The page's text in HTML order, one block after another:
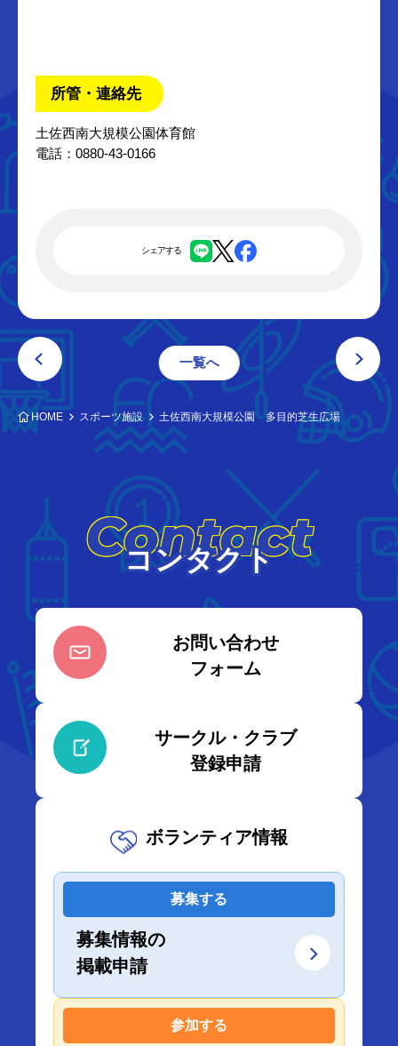
所管・連絡先
土佐西南大規模公園体育館
電話：0880-43-0166
シェアする
一覧へ
HOME スポーツ施設 土佐西南大規模公園 多目的芝生広場
Contact
コンタクト
お問い合わせ
フォーム
サークル・クラブ
登録申請
ボランティア情報
募集する
募集情報の
掲載申請
参加する